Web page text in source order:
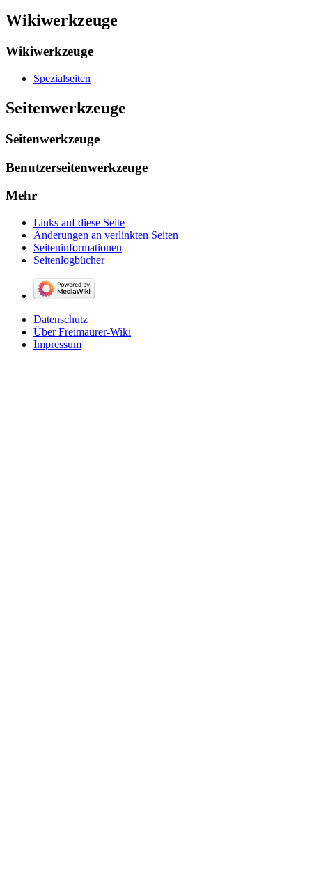
Wikiwerkzeuge
Wikiwerkzeuge
Spezialseiten
Seitenwerkzeuge
Seitenwerkzeuge
Benutzerseitenwerkzeuge
Mehr
Links auf diese Seite
Änderungen an verlinkten Seiten
Seiten­­informationen
Seitenlogbücher
Datenschutz
Über Freimaurer-Wiki
Impressum